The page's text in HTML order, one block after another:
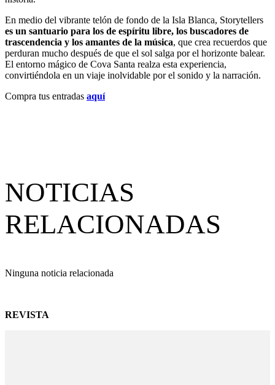
En medio del vibrante telón de fondo de la Isla Blanca, Storytellers
es un santuario para los de espíritu libre, los buscadores de
trascendencia y los amantes de la música, que crea recuerdos que
perduran mucho después de que el sol salga por el horizonte balear.
El entorno mágico de Cova Santa realza esta experiencia,
convirtiéndola en un viaje inolvidable por el sonido y la narración.
Compra tus entradas aquí
NOTICIAS
RELACIONADAS
Ninguna noticia relacionada
REVISTA